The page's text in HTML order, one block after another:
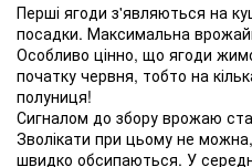
Перші ягоди з'являються на
посадки. Максимальна
Особливо цінно, що ягоди
початку червня, тобто на
полуниця!
Сигналом до збору врожаю
Зволікати при цьому не
швидко обсипаються. У